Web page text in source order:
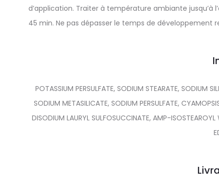
d’application. Traiter à température ambiante
45 min. Ne pas dépasser le temps de développement
POTASSIUM PERSULFATE, SODIUM STEARATE, SODIUM
SODIUM METASILICATE, SODIUM PERSULFATE,
DISODIUM LAURYL SULFOSUCCINATE, AMP-